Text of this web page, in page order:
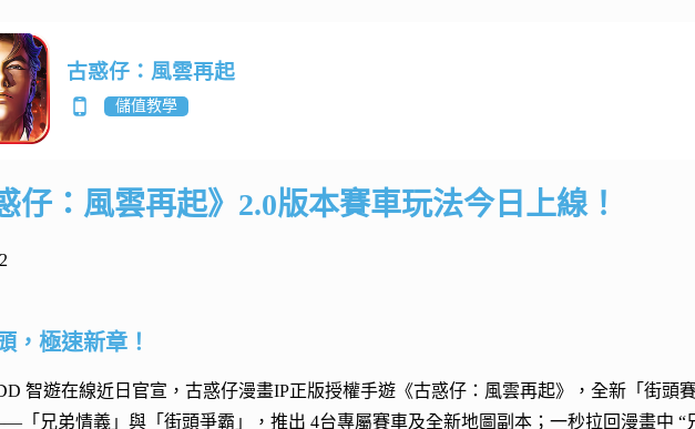
古惑仔：風雲再起
儲值教學
仔：風雲再起》2.0版本賽車玩法今日上線！
，極速新章！
智遊在線近日官宣，古惑仔漫畫IP正版授權手遊《古惑仔：風雲再起》，全新「街頭
「兄弟情義」與「街頭爭霸」，推出 4台專屬賽車及全新地圖副本；一秒拉回漫畫中 “